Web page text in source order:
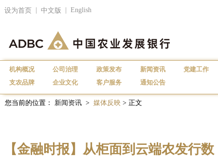
设为首页 中文版 English
机构概况 公司治理 政策发布 新闻资讯
党建工作
支农品牌
企业文化 客户服务 通知公告
您当前的位置： 新闻资讯 > 媒体反映 > 正文
【金融时报】从柜面到云端农发行数